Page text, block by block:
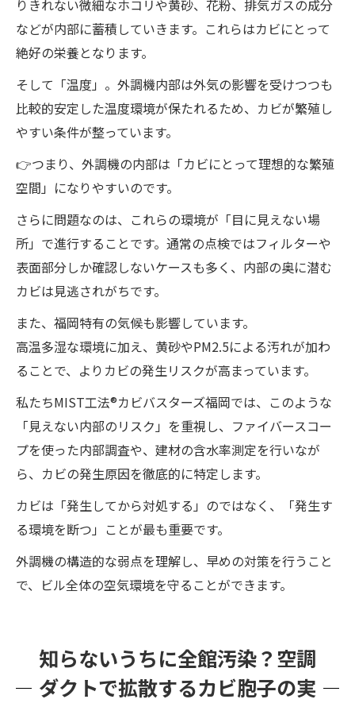
りきれない微細なホコリや黄砂、花粉、排気ガスの成分
などが内部に蓄積していきます。これらはカビにとって
絶好の栄養となります。
そして「温度」。外調機内部は外気の影響を受けつつも
比較的安定した温度環境が保たれるため、カビが繁殖し
やすい条件が整っています。
👉つまり、外調機の内部は「カビにとって理想的な繁殖
空間」になりやすいのです。
さらに問題なのは、これらの環境が「目に見えない場
所」で進行することです。通常の点検ではフィルターや
表面部分しか確認しないケースも多く、内部の奥に潜む
カビは見逃されがちです。
また、福岡特有の気候も影響しています。
高温多湿な環境に加え、黄砂やPM2.5による汚れが加わ
ることで、よりカビの発生リスクが高まっています。
私たちMIST工法®カビバスターズ福岡では、このような
「見えない内部のリスク」を重視し、ファイバースコー
プを使った内部調査や、建材の含水率測定を行いなが
ら、カビの発生原因を徹底的に特定します。
カビは「発生してから対処する」のではなく、「発生す
る環境を断つ」ことが最も重要です。
外調機の構造的な弱点を理解し、早めの対策を行うこと
で、ビル全体の空気環境を守ることができます。
知らないうちに全館汚染？空調
ダクトで拡散するカビ胞子の実